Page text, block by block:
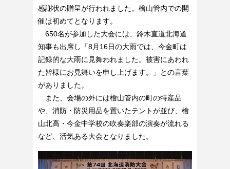
感謝状の贈呈が行われました。檜山管内での開
催は初めてとなります。
650名が参加した大会には、鈴木直道北海道
知事も出席し「8月16日の大雨では、今金町は
記録的な大雨に見舞われました。被害にあわれ
た皆様にお見舞いを申し上げます。」との言葉
がありました。
また、会場の外には檜山管内の町の特産品
や、消防・防災用品を置いたテントが並び、檜
山北高・今金中学校の吹奏楽部の演奏が流れる
など、活気ある大会となりました。